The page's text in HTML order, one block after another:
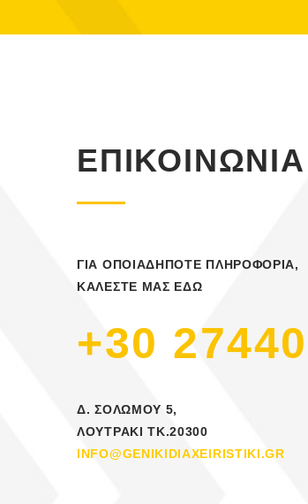
ΕΠΙΚΟΙΝΩΝΙΑ
ΓΙΑ ΟΠΟΙΑΔΗΠΟΤΕ ΠΛΗΡΟΦΟΡΙΑ,
ΚΑΛΕΣΤΕ ΜΑΣ ΕΔΩ
+30
Δ. ΣΟΛΩΜΟΥ 5,
ΛΟΥΤΡΑΚΙ ΤΚ.20300
INFO@GENIKIDIAXEIRISTIKI.GR